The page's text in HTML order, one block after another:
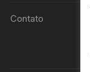
Contato